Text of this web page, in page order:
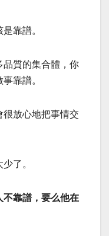
靠譜。
質的集合體，你
靠譜。
放心地把事情交
了。
靠譜，要么他在